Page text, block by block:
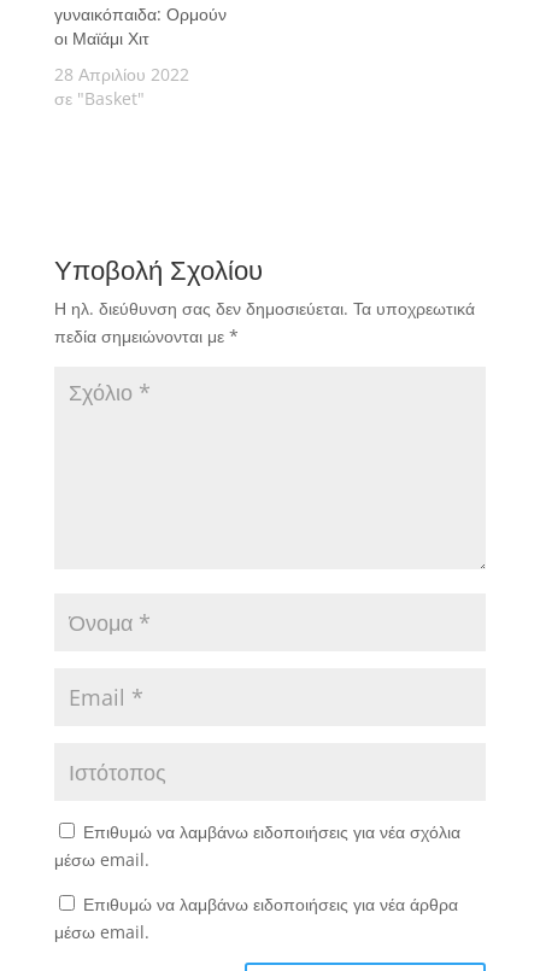
γυναικόπαιδα: Ορμούν
οι Μαϊάμι Χιτ
28 Απριλίου 2022
σε "Basket"
Υποβολή Σχολίου
Η ηλ. διεύθυνση σας δεν δημοσιεύεται. Τα υποχρεωτικά
πεδία σημειώνονται με *
Επιθυμώ να λαμβάνω ειδοποιήσεις για νέα σχόλια
μέσω email.
Επιθυμώ να λαμβάνω ειδοποιήσεις για νέα άρθρα
μέσω email.